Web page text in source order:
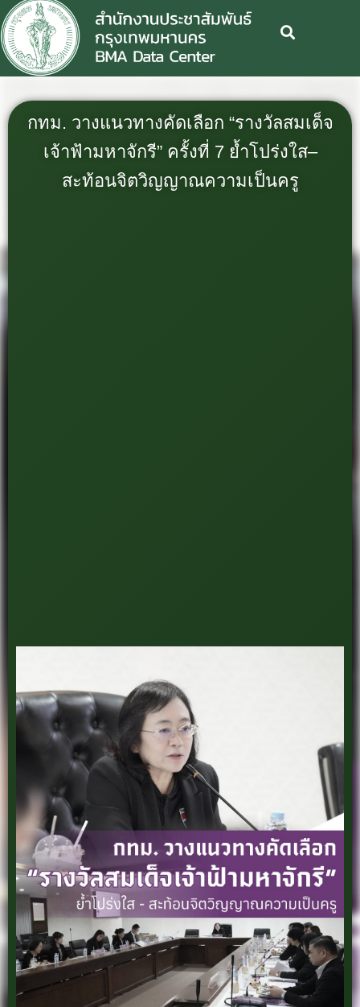
กทม. วางแนวทางคัดเลือก “รางวัลสมเด็จ
เจ้าฟ้ามหาจักรี” ครั้งที่ 7 ย้ำโปร่งใส–
สะท้อนจิตวิญญาณความเป็นครู